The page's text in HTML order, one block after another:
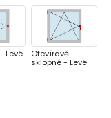
Levé
Otevíravě-
sklopné - Levé